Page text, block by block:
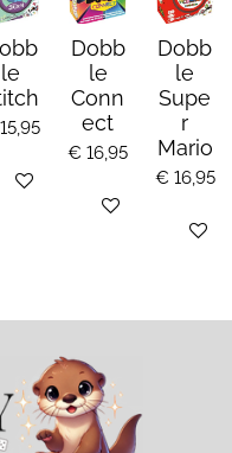
le
Bekijk details
Dobb
le
Conn
ect
€ 16,95
Bekijk details
Dobb
le
Supe
r
Mario
€ 16,95
Bekijk